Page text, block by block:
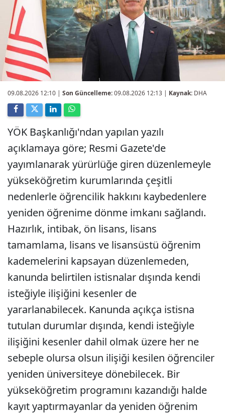
09.08.2026 12:10 | Son Güncelleme:09.08.2026 12:13 | Kaynak: DHA
YÖK Başkanlığı'ndan yapılan yazılı
açıklamaya göre; Resmi Gazete'de
yayımlanarak yürürlüğe giren düzenlemeyle
yükseköğretim kurumlarında çeşitli
nedenlerle öğrencilik hakkını kaybedenlere
yeniden öğrenime dönme imkanı sağlandı.
Hazırlık, intibak, ön lisans, lisans
tamamlama, lisans ve lisansüstü öğrenim
kademelerini kapsayan düzenlemeden,
kanunda belirtilen istisnalar dışında kendi
isteğiyle ilişiğini kesenler de
yararlanabilecek. Kanunda açıkça istisna
tutulan durumlar dışında, kendi isteğiyle
ilişiğini kesenler dahil olmak üzere her ne
sebeple olursa olsun ilişiği kesilen öğrenciler
yeniden üniversiteye dönebilecek. Bir
yükseköğretim programını kazandığı halde
kayıt yaptırmayanlar da yeniden öğrenim